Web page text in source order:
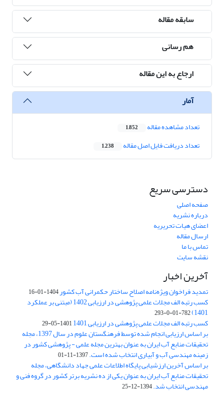
سابقه مقاله
هم رسانی
ارجاع به این مقاله
آمار
تعداد مشاهده مقاله 1,852
تعداد دریافت فایل اصل مقاله 1,238
دسترسی سریع
صفحه اصلی
درباره نشریه
اعضای هیات تحریریه
ارسال مقاله
تماس با ما
نقشه سایت
آخرین اخبار
تمدید فراخوان ویژه‌نامه اصلاح ساختار حکمرانی آب کشور1404-01-16
کسب رتبه الف مجلات علمی پژوهشی در ارزیابی 1402 (مبتنی بر عملکرد
1401)
782-01-0-293
کسب رتبه الف مجلات علمی پژوهشی در ارزیابی 1401 1401-05-29
بر اساس ارزیابی انجام شده توسط فرهنگستان علوم در سال 1397، مجله
تحقیقات منابع آب ایران به عنوان بهترین مجله علمی - پژوهشی کشور در
زمینه مهندسی آب و آبیاری انتخاب شده است.1397-11-01
بر اساس آخرین ارزشیابی پایگاه اطلاعات علمی جهاد دانشگاهی، مجله
تحقیقات منابع آب ایران به عنوان یکی از ده نشریه برتر کشور در گروه فنی و
مهندسی انتخاب شد.1394-12-25